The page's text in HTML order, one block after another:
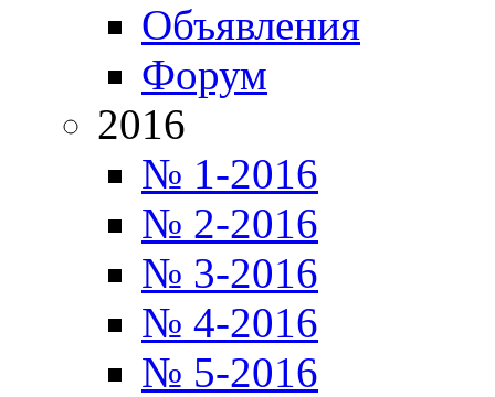
Объявления
Форум
2016
№ 1-2016
№ 2-2016
№ 3-2016
№ 4-2016
№ 5-2016